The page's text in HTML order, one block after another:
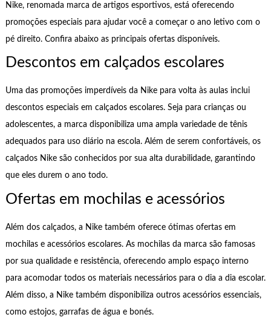
Nike, renomada marca de artigos esportivos, está oferecendo
promoções especiais para ajudar você a começar o ano letivo com o
pé direito. Confira abaixo as principais ofertas disponíveis.
Descontos em calçados escolares
Uma das promoções imperdíveis da Nike para volta às aulas inclui
descontos especiais em calçados escolares. Seja para crianças ou
adolescentes, a marca disponibiliza uma ampla variedade de tênis
adequados para uso diário na escola. Além de serem confortáveis, os
calçados Nike são conhecidos por sua alta durabilidade, garantindo
que eles durem o ano todo.
Ofertas em mochilas e acessórios
Além dos calçados, a Nike também oferece ótimas ofertas em
mochilas e acessórios escolares. As mochilas da marca são famosas
por sua qualidade e resistência, oferecendo amplo espaço interno
para acomodar todos os materiais necessários para o dia a dia escolar.
Além disso, a Nike também disponibiliza outros acessórios essenciais,
como estojos, garrafas de água e bonés.